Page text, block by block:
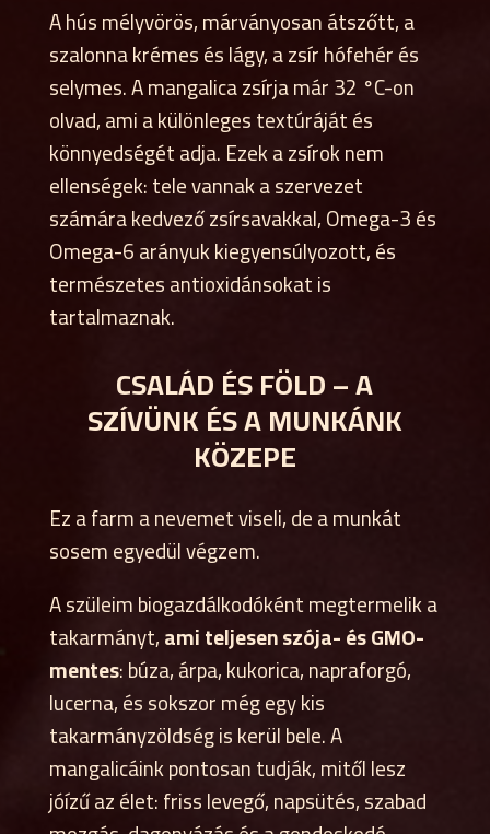
A hús mélyvörös, márványosan átszőtt, a
szalonna krémes és lágy, a zsír hófehér és
selymes. A mangalica zsírja már 32 °C-on
olvad, ami a különleges textúráját és
könnyedségét adja. Ezek a zsírok nem
ellenségek: tele vannak a szervezet
számára kedvező zsírsavakkal, Omega-3 és
Omega-6 arányuk kiegyensúlyozott, és
természetes antioxidánsokat is
tartalmaznak.
CSALÁD ÉS FÖLD – A
SZÍVÜNK ÉS A MUNKÁNK
KÖZEPE
Ez a farm a nevemet viseli, de a munkát
sosem egyedül végzem.
A szüleim biogazdálkodóként megtermelik a
takarmányt,ami teljesen szója- és GMO-
mentes: búza, árpa, kukorica, napraforgó,
lucerna, és sokszor még egy kis
takarmányzöldség is kerül bele. A
mangalicáink pontosan tudják, mitől lesz
jóízű az élet: friss levegő, napsütés, szabad